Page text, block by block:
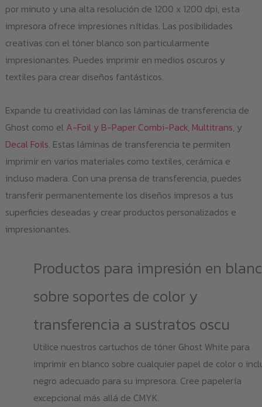
por minuto y una alta resolución de 1200 x 1200 dpi, esta
impresora ofrece impresiones nítidas. Las posibilidades
creativas con el tóner blanco son particularmente
impresionantes. Puedes imprimir en medios oscuros y
textiles para crear diseños fantásticos.
Expande tu creatividad con las láminas de transferencia de
Ghost como el A-Foil y B-Paper Combi-Pack, Multitrans, y
Decal Foils. Estas láminas de transferencia te permiten
imprimir en varios materiales como textiles, cerámica e
incluso madera. Con una prensa de transferencia, puedes
transferir permanentemente los diseños impresos a tus
superficies deseadas y crear productos personalizados e
impresionantes.
Productos para impresión en
sobre soportes de color y
transferencia a sustratos oscu
Utilice nuestros cartuchos de tóner Ghost White para
imprimir en blanco sobre cualquier papel de color o
negro adecuado para su impresora. Cree papelería
excepcional más allá de CMYK.